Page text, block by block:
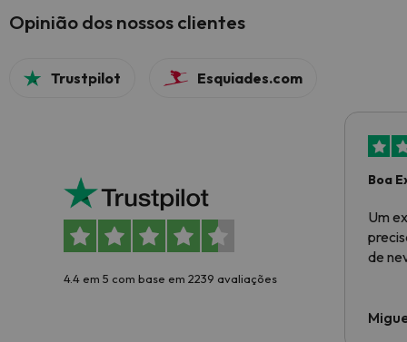
Opinião dos nossos clientes
Trustpilot Esquiades.com
4.4 em 5 com base em 2239 avaliações
Boa
Um
de